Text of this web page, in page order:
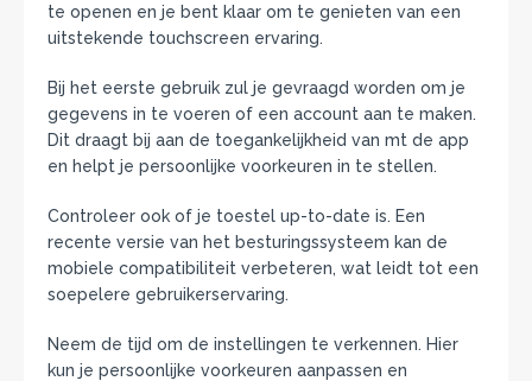
te openen en je bent klaar om te genieten van een
uitstekende touchscreen ervaring.
Bij het eerste gebruik zul je gevraagd worden om je
gegevens in te voeren of een account aan te maken.
Dit draagt bij aan de toegankelijkheid van mt de app
en helpt je persoonlijke voorkeuren in te stellen.
Controleer ook of je toestel up-to-date is. Een
recente versie van het besturingssysteem kan de
mobiele compatibiliteit verbeteren, wat leidt tot een
soepelere gebruikerservaring.
Neem de tijd om de instellingen te verkennen. Hier
kun je persoonlijke voorkeuren aanpassen en